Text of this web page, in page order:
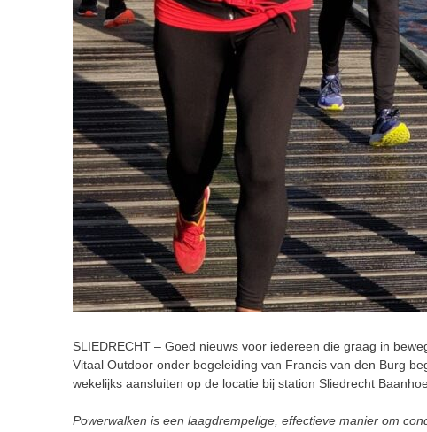
SLIEDRECHT – Goed nieuws voor iedereen die graag in
Vitaal Outdoor onder begeleiding van Francis van den Burg
wekelijks aansluiten op de locatie bij station Sliedrecht
Powerwalken is een laagdrempelige, effectieve manier om